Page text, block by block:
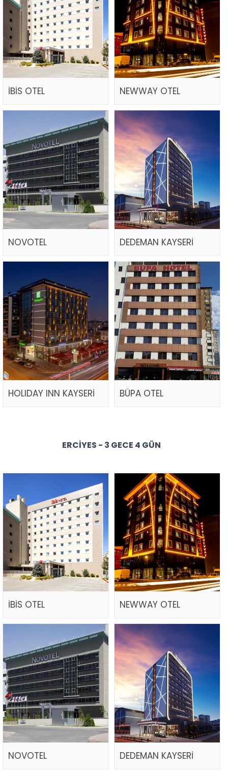
İBİS OTEL NEWWAY OTEL
NOVOTEL DEDEMAN KAYSERİ
HOLIDAY INN KAYSERİ BÜPA OTEL
ERCIYES - 3 GECE 4 GÜN
İBİS OTEL NEWWAY OTEL
NOVOTEL DEDEMAN KAYSERİ